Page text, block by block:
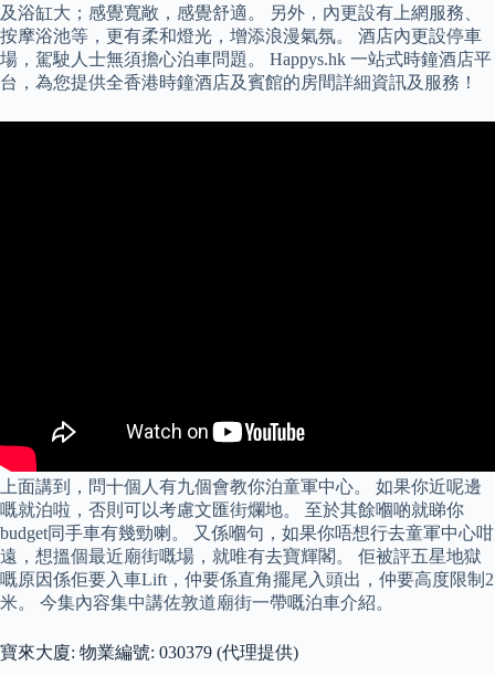
及浴缸大；感覺寬敞，感覺舒適。 另外，內更設有上網服務、
按摩浴池等，更有柔和燈光，增添浪漫氣氛。 酒店內更設停車
場，駕駛人士無須擔心泊車問題。 Happys.hk 一站式時鐘酒店平
台，為您提供全香港時鐘酒店及賓館的房間詳細資訊及服務！
上面講到，問十個人有九個會教你泊童軍中心。 如果你近呢邊
嘅就泊啦，否則可以考慮文匯街爛地。 至於其餘嗰啲就睇你
budget同手車有幾勁喇。 又係嗰句，如果你唔想行去童軍中心咁
遠，想搵個最近廟街嘅場，就唯有去寶輝閣。 佢被評五星地獄
嘅原因係佢要入車Lift，仲要係直角擺尾入頭出，仲要高度限制2
米。 今集內容集中講佐敦道廟街一帶嘅泊車介紹。
寶來大廈: 物業編號: 030379 (代理提供)